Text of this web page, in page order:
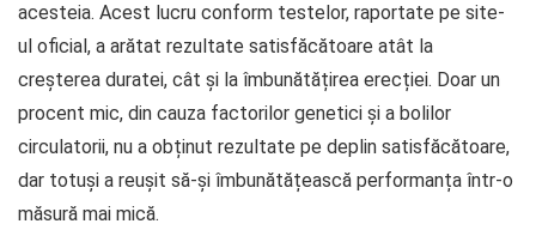
acesteia. Acest lucru conform testelor, raportate pe site-
ul oficial, a arătat rezultate satisfăcătoare atât la
creșterea duratei, cât și la îmbunătățirea erecției. Doar un
procent mic, din cauza factorilor genetici și a bolilor
circulatorii, nu a obținut rezultate pe deplin satisfăcătoare,
dar totuși a reușit să-și îmbunătățească performanța într-o
măsură mai mică.